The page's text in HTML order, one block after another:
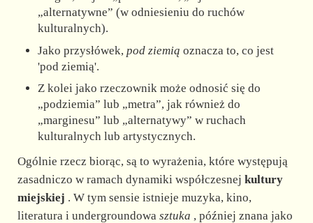
„alternatywne” (w odniesieniu do ruchów
kulturalnych).
Jako przysłówek, pod ziemią oznacza to, co jest
'pod ziemią'.
Z kolei jako rzeczownik może odnosić się do
„podziemia” lub „metra”, jak również do
„marginesu” lub „alternatywy” w ruchach
kulturalnych lub artystycznych.
Ogólnie rzecz biorąc, są to wyrażenia, które występują
zasadniczo w ramach dynamiki współczesnej kultury
miejskiej . W tym sensie istnieje muzyka, kino,
literatura i undergroundowa sztuka , później znana jako